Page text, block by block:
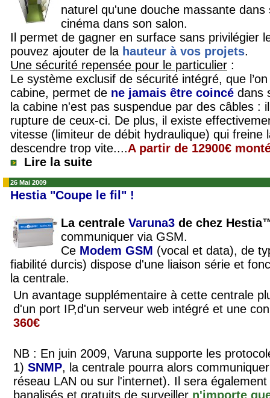
naturel qu'une douche massante
cinéma dans son salon.
Il permet de gagner en surface sans privilégier
pouvez ajouter de la hauteur à vos projets.
Une sécurité repensée pour le particulier :
Le système exclusif de sécurité intégré, que
cabine, permet de ne jamais être coincé dans
la cabine n'est pas suspendue par des câbles :
rupture de ceux-ci. De plus, il existe
vitesse (limiteur de débit hydraulique) qui freine
descendre trop vite....A partir de 12900€
Lire la suite
26 Mai 2009
Hestia "Coupe le fil" !
La centrale Varuna3 de chez
communiquer via GSM.
Ce Modem GSM (vocal et data), de
fiabilité durcis) dispose d'une liaison série et
la centrale.
Un avantage supplémentaire à cette centrale
d'un port IP,d'un serveur web intégré et une
360€
NB : En juin 2009, Varuna supporte les
1) SNMP, la centrale pourra alors
réseau LAN ou sur l'internet). Il sera
banalisés et gratuits de surveiller n'importe